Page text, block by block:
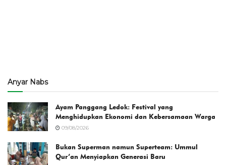
Anyar Nabs
Ayam Panggang Ledok: Festival yang
Menghidupkan Ekonomi dan Kebersamaan Warga
09/08/2026
Bukan Superman namun Superteam: Ummul
Qur’an Menyiapkan Generasi Baru